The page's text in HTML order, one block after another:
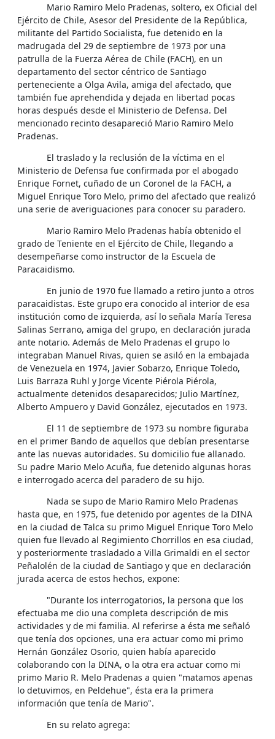
Mario Ramiro Melo Pradenas, soltero, ex Oficial del
Ejército de Chile, Asesor del Presidente de la República,
militante del Partido Socialista, fue detenido en la
madrugada del 29 de septiembre de 1973 por una
patrulla de la Fuerza Aérea de Chile (FACH), en un
departamento del sector céntrico de Santiago
perteneciente a Olga Avila, amiga del afectado, que
también fue aprehendida y dejada en libertad pocas
horas después desde el Ministerio de Defensa. Del
mencionado recinto desapareció Mario Ramiro Melo
Pradenas.
El traslado y la reclusión de la víctima en el
Ministerio de Defensa fue confirmada por el abogado
Enrique Fornet, cuñado de un Coronel de la FACH, a
Miguel Enrique Toro Melo, primo del afectado que realizó
una serie de averiguaciones para conocer su paradero.
Mario Ramiro Melo Pradenas había obtenido el
grado de Teniente en el Ejército de Chile, llegando a
desempeñarse como instructor de la Escuela de
Paracaidismo.
En junio de 1970 fue llamado a retiro junto a otros
paracaidistas. Este grupo era conocido al interior de esa
institución como de izquierda, así lo señala María Teresa
Salinas Serrano, amiga del grupo, en declaración jurada
ante notario. Además de Melo Pradenas el grupo lo
integraban Manuel Rivas, quien se asiló en la embajada
de Venezuela en 1974, Javier Sobarzo, Enrique Toledo,
Luis Barraza Ruhl y Jorge Vicente Piérola Piérola,
actualmente detenidos desaparecidos; Julio Martínez,
Alberto Ampuero y David González, ejecutados en 1973.
El 11 de septiembre de 1973 su nombre figuraba
en el primer Bando de aquellos que debían presentarse
ante las nuevas autoridades. Su domicilio fue allanado.
Su padre Mario Melo Acuña, fue detenido algunas horas
e interrogado acerca del paradero de su hijo.
Nada se supo de Mario Ramiro Melo Pradenas
hasta que, en 1975, fue detenido por agentes de la DINA
en la ciudad de Talca su primo Miguel Enrique Toro Melo
quien fue llevado al Regimiento Chorrillos en esa ciudad,
y posteriormente trasladado a Villa Grimaldi en el sector
Peñalolén de la ciudad de Santiago y que en declaración
jurada acerca de estos hechos, expone:
"Durante los interrogatorios, la persona que los
efectuaba me dio una completa descripción de mis
actividades y de mi familia. Al referirse a ésta me señaló
que tenía dos opciones, una era actuar como mi primo
Hernán González Osorio, quien había aparecido
colaborando con la DINA, o la otra era actuar como mi
primo Mario R. Melo Pradenas a quien "matamos apenas
lo detuvimos, en Peldehue", ésta era la primera
información que tenía de Mario".
En su relato agrega: